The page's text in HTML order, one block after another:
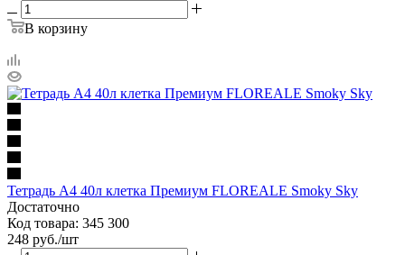
В корзину
Тетрадь А4 40л клетка Премиум FLOREALE Smoky Sky
Достаточно
Код товара: 345 300
248 руб./шт